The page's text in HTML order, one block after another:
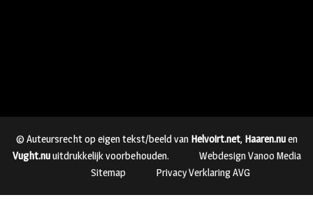
© Auteursrecht op eigen tekst/beeld van Helvoirt.net, Haaren.nuen
Vught.nuuitdrukkelijk voorbehouden.
Webdesign Vanoo Media
Sitemap
Privacy Verklaring AVG